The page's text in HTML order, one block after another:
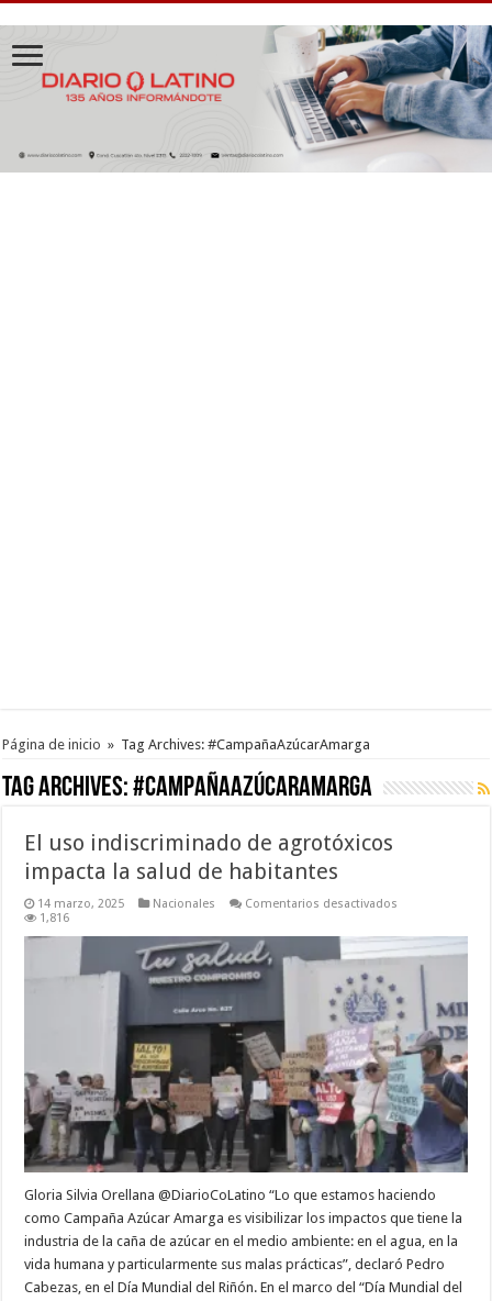
Página de inicio » Tag Archives: #CampañaAzúcarAmarga
Tag Archives:#CampañaAzúcarAmarga
El uso indiscriminado de agrotóxicos
impacta la salud de habitantes
14 marzo, 2025 Nacionales Comentarios desactivados
de
la
salud
de
habitantes
1,816
Gloria Silvia Orellana @DiarioCoLatino “Lo que estamos haciendo
como Campaña Azúcar Amarga es visibilizar los impactos que tiene la
industria de la caña de azúcar en el medio ambiente: en el agua, en la
vida humana y particularmente sus malas prácticas”, declaró Pedro
Cabezas, en el Día Mundial del Riñón. En el marco del “Día Mundial del